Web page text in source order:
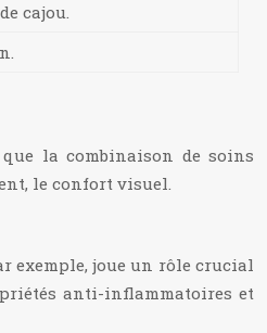
cajou.
la combinaison de soins
le confort visuel.
exemple, joue un rôle crucial
anti-inflammatoires et